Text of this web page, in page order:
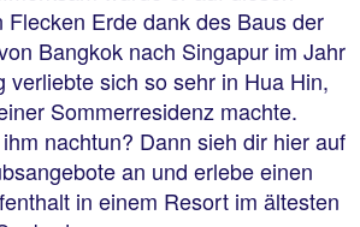
Flecken Erde dank des Baus der
Bangkok nach Singapur im Jahr
verliebte sich so sehr in Hua Hin,
Sommerresidenz machte.
nachtun? Dann sieh dir hier auf
an und erlebe einen
in einem Resort im ältesten